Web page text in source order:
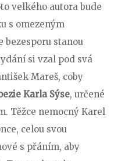
velkého autora bude
s omezeným
bezesporu stanou
si vzal pod svá
Mareš, coby
Karla Sýse, určené
Těžce nemocný Karel
celou svou
s přáním, aby